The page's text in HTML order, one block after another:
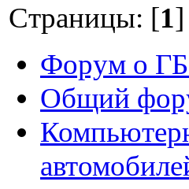
Страницы: [1]
Форум о
Общий